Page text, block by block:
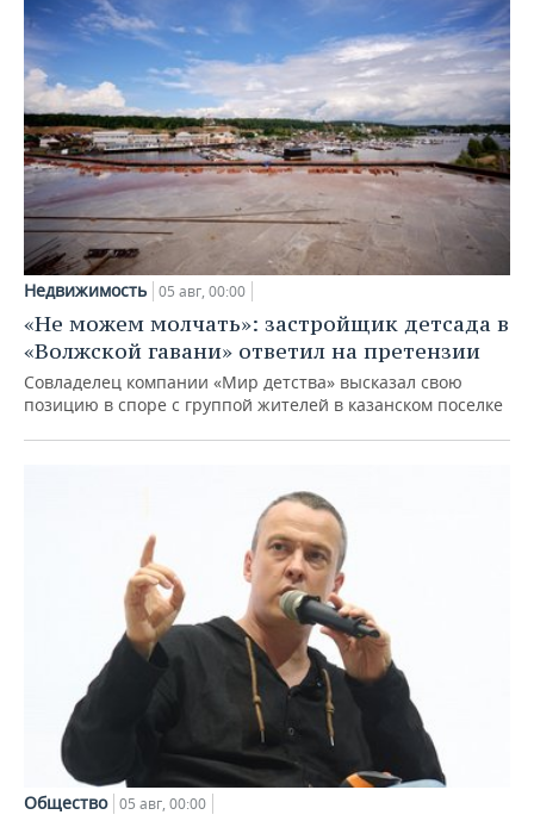
Недвижимость 05 авг, 00:00
«Не можем молчать»: застройщик детсада в
«Волжской гавани» ответил на претензии
Совладелец компании «Мир детства» высказал свою
позицию в споре с группой жителей в казанском поселке
Общество 05 авг, 00:00